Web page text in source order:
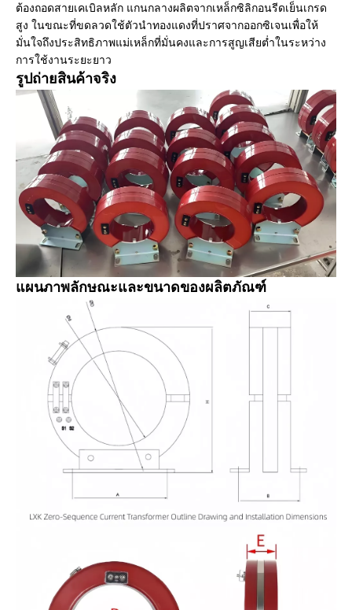
ต้องถอดสายเคเบิลหลัก แกนกลางผลิตจากเหล็กซิลิกอนรีดเย็นเกรด
สูง ในขณะที่ขดลวดใช้ตัวนำทองแดงที่ปราศจากออกซิเจนเพื่อให้
มั่นใจถึงประสิทธิภาพแม่เหล็กที่มั่นคงและการสูญเสียต่ำในระหว่าง
การใช้งานระยะยาว
รูปถ่ายสินค้าจริง
แผนภาพลักษณะและขนาดของผลิตภัณฑ์